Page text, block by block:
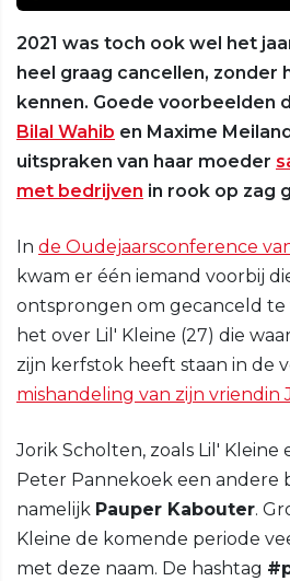
2021 was toch ook wel het
heel graag cancellen, zonder
kennen. Goede voorbeelden
Bilal Wahib en Maxime
uitspraken van haar moeder
met bedrijven in rook op zag
In de Oudejaarsconference
kwam er één iemand voorbij
ontsprongen om gecanceld
het over Lil' Kleine (27) die
zijn kerfstok heeft staan in de
mishandeling van zijn vriendin
Jorik Scholten, zoals Lil'
Peter Pannekoek een andere
namelijk Pauper Kabouter.
Kleine de komende periode
met deze naam. De hashtag